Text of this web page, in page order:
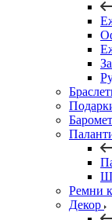
Ремни
Декор